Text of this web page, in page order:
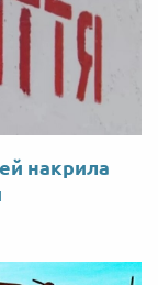
накрила